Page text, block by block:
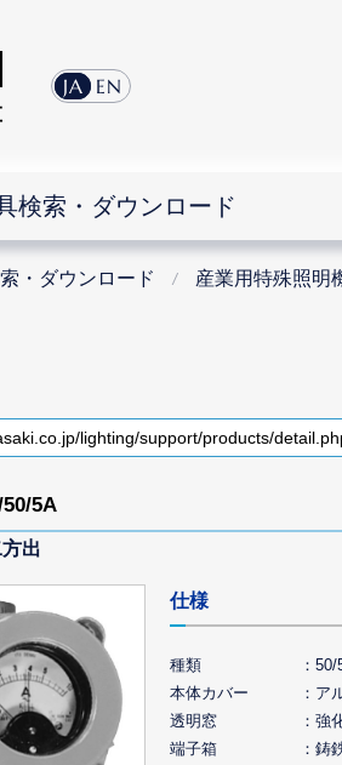
JA EN
検索・ダウンロード
・ダウンロード 産業用特殊照明
5A
出
仕様
種類
50/
本体カバー
ア
透明窓
強
端子箱
鋳